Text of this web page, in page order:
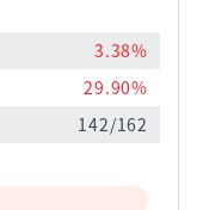
3.38%
29.90%
142/162